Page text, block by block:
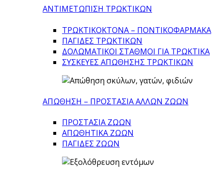
ΑΝΤΙΜΕΤΩΠΙΣΗ ΤΡΩΚΤΙΚΩΝ
ΤΡΩΚΤΙΚΟΚΤΟΝΑ – ΠΟΝΤΙΚΟΦΑΡΜΑΚA
ΠΑΓΙΔΕΣ ΤΡΩΚΤΙΚΩΝ
ΔΟΛΩΜΑΤΙΚΟΙ ΣΤΑΘΜΟΙ ΓΙΑ ΤΡΩΚΤΙΚΑ
ΣΥΣΚΕΥΕΣ ΑΠΩΘΗΣΗΣ ΤΡΩΚΤΙΚΩΝ
ΑΠΩΘΗΣΗ – ΠΡΟΣΤΑΣΙΑ ΑΛΛΩΝ ΖΩΩΝ
ΠΡΟΣΤΑΣΙΑ ΖΩΩΝ
ΑΠΩΘΗΤΙΚΑ ΖΩΩΝ
ΠΑΓΙΔΕΣ ΖΩΩΝ